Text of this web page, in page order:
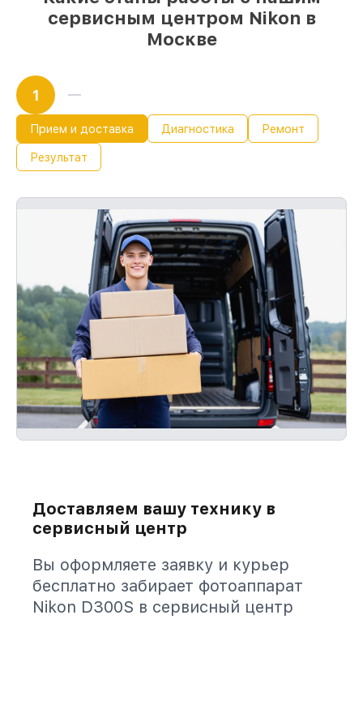
сервисным центром Nikon в
Москве
1
Прием и доставка Диагностика Ремонт
Результат
Доставляем вашу технику в
сервисный центр
Вы оформляете заявку и курьер
бесплатно забирает фотоаппарат
Nikon D300S в сервисный центр